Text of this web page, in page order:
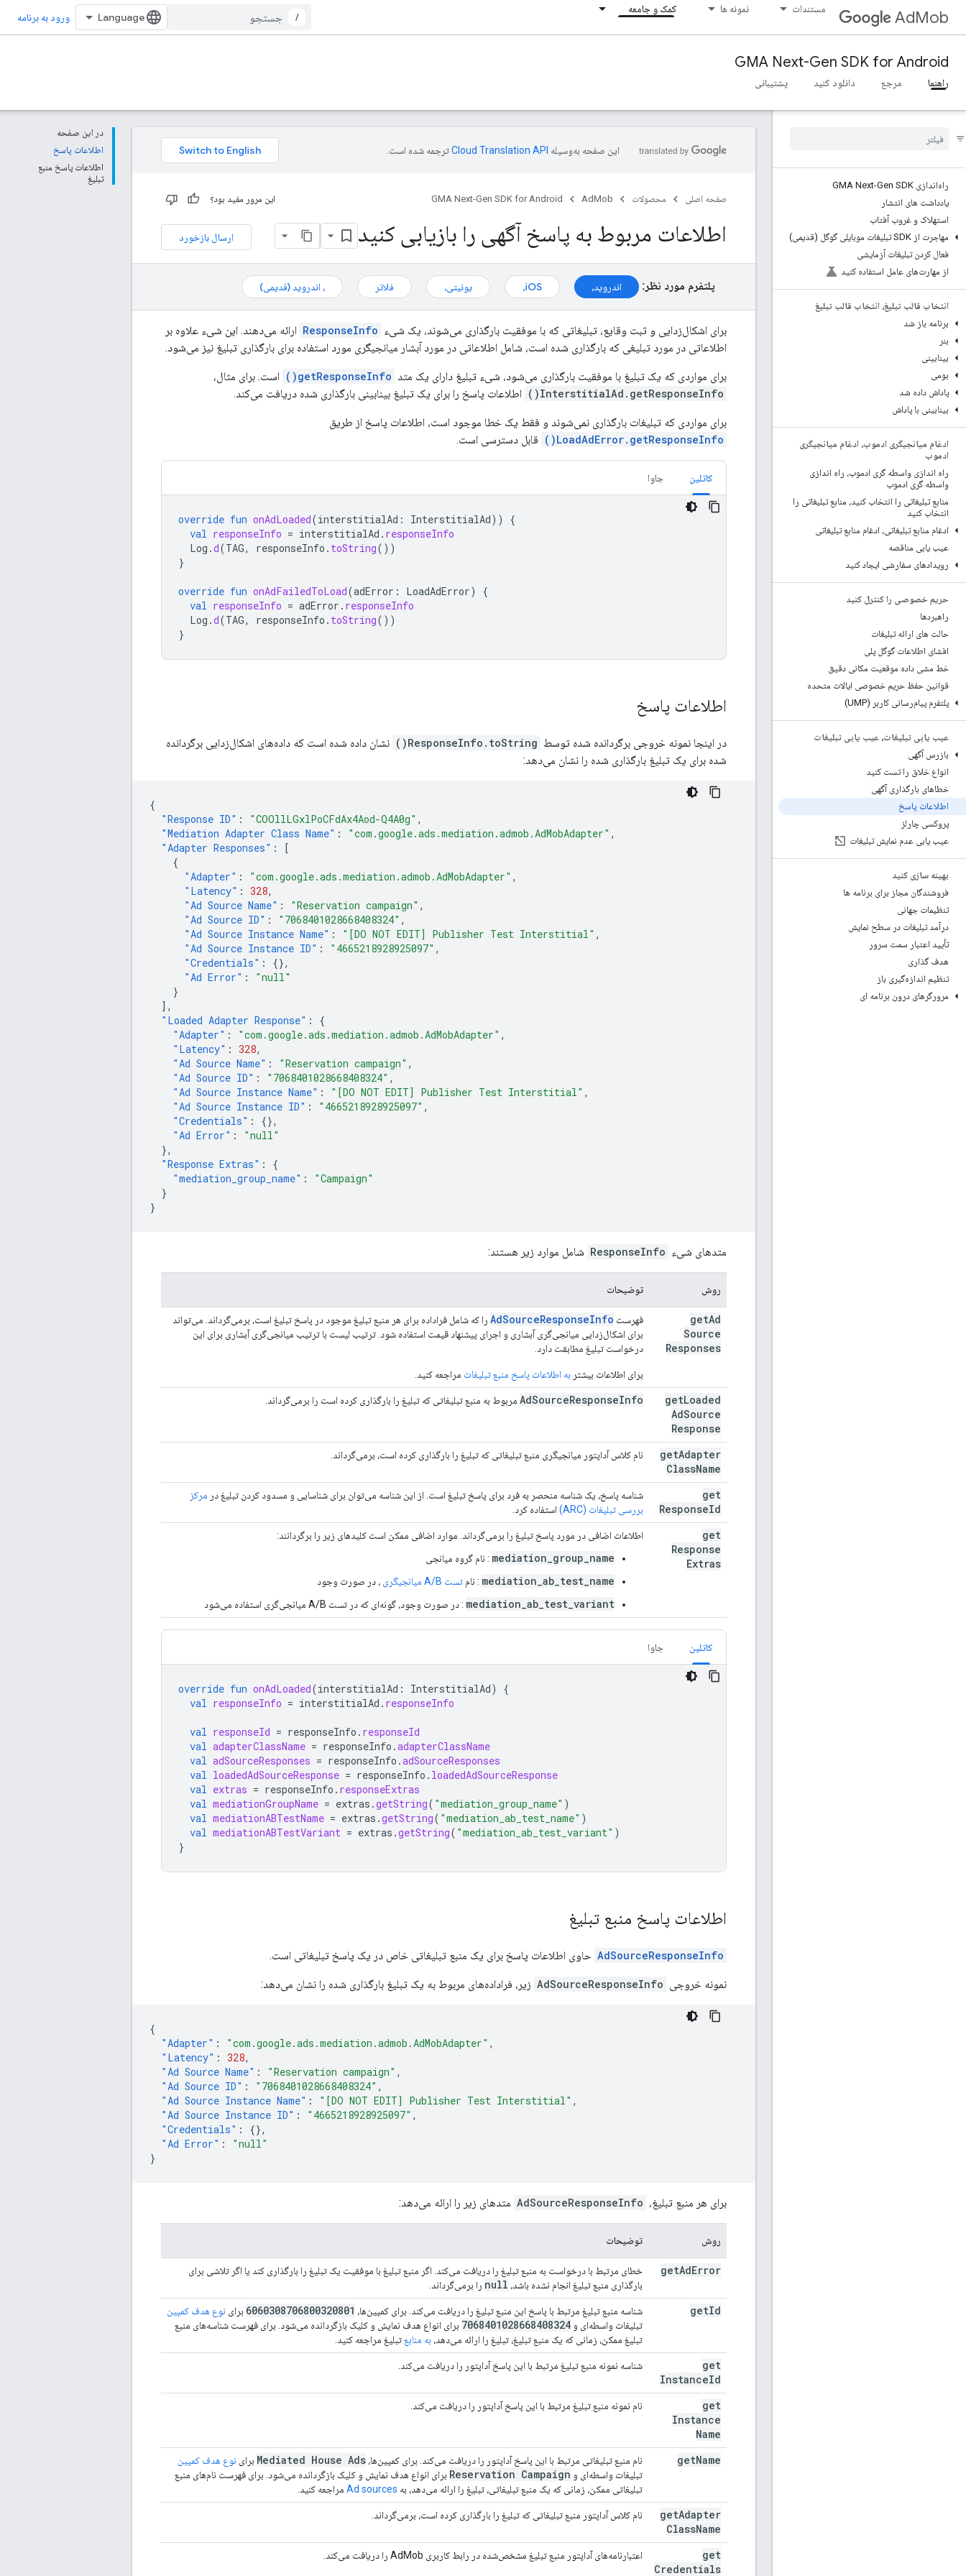
AdMob مستندات نمونه ها کمک و جامعه
/ ورود به برنامه
GMA Next-Gen SDK for Android
راهنما مرجع دانلود کنید پشتیبانی
راه‌اندازی GMA Next-Gen SDK
یادداشت های انتشار
استهلاک و غروب آفتاب
مهاجرت از SDK تبلیغات موبایلی گوگل (قدیمی)
فعال کردن تبلیغات آزمایشی
از مهارت‌های عامل استفاده کنید
انتخاب قالب تبلیغ، انتخاب قالب تبلیغ
برنامه باز شد
بنر
بینابینی
بومی
پاداش داده شد
بینابینی با پاداش
ادغام میانجیگری ادموب، ادغام میانجیگری
ادموب
راه اندازی واسطه گری ادموب، راه اندازی
واسطه گری ادموب
منابع تبلیغاتی را انتخاب کنید، منابع تبلیغاتی را
انتخاب کنید
ادغام منابع تبلیغاتی، ادغام منابع تبلیغاتی
عیب یابی مناقصه
رویدادهای سفارشی ایجاد کنید
حریم خصوصی را کنترل کنید
راهبردها
حالت های ارائه تبلیغات
افشای اطلاعات گوگل پلی
خط مشی داده موقعیت مکانی دقیق
قوانین حفظ حریم خصوصی ایالات متحده
پلتفرم پیام‌رسانی کاربر (UMP)
عیب یابی تبلیغات، عیب یابی تبلیغات
بازرس آگهی
انواع خلاق را تست کنید
خطاهای بارگذاری آگهی
اطلاعات پاسخ
پروکسی چارلز
عیب یابی عدم نمایش تبلیغات
بهینه سازی کنید
فروشندگان مجاز برای برنامه ها
تنظیمات جهانی
درآمد تبلیغات در سطح نمایش
تأیید اعتبار سمت سرور
هدف گذاری
تنظیم اندازه‌گیری باز
مرورگرهای درون برنامه ای
در این صفحه
اطلاعات پاسخ
اطلاعات پاسخ منبع
تبلیغ
این صفحه به‌وسیله ترجمه شده است.
صفحه اصلی محصولات AdMob
GMA Next-Gen SDK for Android این مرور مفید بود؟
ارسال بازخورد اطلاعات مربوط به پاسخ آگهی را بازیابی کنید
پلتفرم مورد نظر: اندروید، iOS، یونیتی، فلاتر ، اندروید (قدیمی)
برای اشکال‌زدایی و ثبت وقایع، تبلیغاتی که با موفقیت بارگذاری می‌شوند، یک شیء ResponseInfo ارائه می‌دهند. این شیء علاوه بر
اطلاعاتی در مورد تبلیغی که بارگذاری شده است، شامل اطلاعاتی در مورد آبشار میانجیگری مورد استفاده برای بارگذاری تبلیغ نیز می‌شود.
برای مواردی که یک تبلیغ با موفقیت بارگذاری می‌شود، شیء تبلیغ دارای یک متد getResponseInfo()
است. برای مثال،
InterstitialAd.getResponseInfo()
اطلاعات پاسخ را برای یک تبلیغ بینابینی بارگذاری شده دریافت می‌کند.
برای مواردی که تبلیغات بارگذاری نمی‌شوند و فقط یک خطا موجود است، اطلاعات پاسخ از طریق
LoadAdError.getResponseInfo()
قابل دسترسی است.
کاتلین جاوا
override fun onAdLoaded(interstitialAd : InterstitialAd))
{
val responseInfo = interstitialAd . responseInfo
Log .d(TAG, responseInfo . toString())
}
override fun onAdFailedToLoad(adError : LoadAdError)
{
val responseInfo = adError . responseInfo
Log .d(TAG, responseInfo . toString())
}
اطلاعات پاسخ
در اینجا نمونه خروجی برگردانده شده توسط ResponseInfo.toString()
نشان داده شده است که داده‌های اشکال‌زدایی برگردانده
شده برای یک تبلیغ بارگذاری شده را نشان می‌دهد:
{
"Response ID" : "COOllLGxlPoCFdAx4Aod-Q4A0g" ,
"Mediation Adapter Class Name" : "com.google.ads.mediation.admob.AdMobAdapter" ,
"Adapter Responses" :
[
{
"Adapter" : "com.google.ads.mediation.admob.AdMobAdapter" ,
"Latency" : 328,
"Ad Source Name" : "Reservation campaign" ,
"Ad Source ID" : "7068401028668408324" ,
"Ad Source Instance Name" : "[DO NOT EDIT] Publisher Test Interstitial" ,
"Ad Source Instance ID" : "4665218928925097" ,
"Credentials" :
{},
"Ad Error" :
"null"
}
],
"Loaded Adapter Response" :
{
"Adapter" : "com.google.ads.mediation.admob.AdMobAdapter" ,
"Latency" : 328,
"Ad Source Name" : "Reservation campaign" ,
"Ad Source ID" : "7068401028668408324" ,
"Ad Source Instance Name" : "[DO NOT EDIT] Publisher Test Interstitial" ,
"Ad Source Instance ID" : "4665218928925097" ,
"Credentials" :
{},
"Ad Error" :
"null"
},
"Response Extras" :
{
"mediation_group_name" :
"Campaign"
}
}
متدهای شیء ResponseInfo شامل موارد زیر هستند:
روش توضیحات
getAd
Source
Responses
فهرست AdSourceResponseInfo
را که شامل فراداده برای هر منبع تبلیغ موجود در پاسخ تبلیغ است، برمی‌گرداند. می‌تواند
برای اشکال‌زدایی میانجی‌گری آبشاری و اجرای پیشنهاد قیمت استفاده شود. ترتیب لیست با ترتیب میانجی‌گری آبشاری برای این
درخواست تبلیغ مطابقت دارد.
برای اطلاعات بیشتر به اطلاعات پاسخ منبع تبلیغات مراجعه کنید.
getLoaded
AdSource
Response
AdSourceResponseInfo مربوط به منبع تبلیغاتی که تبلیغ را بارگذاری کرده است را برمی‌گرداند.
getAdapter
ClassName
نام کلاس آداپتور میانجیگری منبع تبلیغاتی که تبلیغ را بارگذاری کرده است، برمی‌گرداند.
get
ResponseId
شناسه پاسخ، یک شناسه منحصر به فرد برای پاسخ تبلیغ است. از این شناسه می‌توان برای شناسایی و مسدود کردن تبلیغ در مرکز
بررسی تبلیغات (ARC)
استفاده کرد.
get
Response
Extras
اطلاعات اضافی در مورد پاسخ تبلیغ را برمی‌گرداند. موارد اضافی ممکن است کلیدهای زیر را برگردانند:
mediation_group_name : نام گروه میانجی
mediation_ab_test_name : نام تست A/B میانجیگری ، در صورت وجود
mediation_ab_test_variant : در صورت وجود، گونه‌ای که در تست A/B میانجی‌گری استفاده می‌شود
کاتلین جاوا
override fun onAdLoaded(interstitialAd : InterstitialAd)
{
val responseInfo = interstitialAd . responseInfo
val responseId = responseInfo . responseId
val adapterClassName = responseInfo .adapterClassName
val adSourceResponses = responseInfo .adSourceResponses
val loadedAdSourceResponse = responseInfo . loadedAdSourceResponse
val extras = responseInfo . responseExtras
val mediationGroupName = extras .getString( "mediation_group_name" )
val mediationABTestName = extras .getString( "mediation_ab_test_name" )
val mediationABTestVariant = extras .getString( "mediation_ab_test_variant" )
}
اطلاعات پاسخ منبع تبلیغ
AdSourceResponseInfo حاوی اطلاعات پاسخ برای یک منبع تبلیغاتی خاص در یک پاسخ تبلیغاتی است.
نمونه خروجی AdSourceResponseInfo زیر، فراداده‌های مربوط به یک تبلیغ بارگذاری شده را نشان می‌دهد:
{
"Adapter" : "com.google.ads.mediation.admob.AdMobAdapter" ,
"Latency" : 328,
"Ad Source Name" : "Reservation campaign" ,
"Ad Source ID" : "7068401028668408324" ,
"Ad Source Instance Name" : "[DO NOT EDIT] Publisher Test Interstitial" ,
"Ad Source Instance ID" : "4665218928925097" ,
"Credentials" :
{},
"Ad Error" :
"null"
}
برای هر منبع تبلیغ، AdSourceResponseInfo متدهای زیر را ارائه می‌دهد:
روش توضیحات
getAdError
خطای مرتبط با درخواست به منبع تبلیغ را دریافت می‌کند. اگر منبع تبلیغ با موفقیت یک تبلیغ را بارگذاری کند یا اگر تلاشی برای
بارگذاری منبع تبلیغ انجام نشده باشد، null را برمی‌گرداند.
getId شناسه منبع تبلیغ مرتبط با پاسخ این منبع تبلیغ را دریافت می‌کند. برای کمپین‌ها، 6060308706800320801 برای نوع هدف کمپین
تبلیغات واسطه‌ای و 7068401028668408324 برای انواع هدف نمایش و کلیک بازگردانده می‌شود. برای فهرست شناسه‌های منبع
تبلیغ ممکن، زمانی که یک منبع تبلیغ، تبلیغ را ارائه می‌دهد، به منابعتبلیغ مراجعه کنید.
get
InstanceId
شناسه نمونه منبع تبلیغ مرتبط با این پاسخ آداپتور را دریافت می‌کند.
get
Instance
Name
نام نمونه منبع تبلیغ مرتبط با این پاسخ آداپتور را دریافت می‌کند.
getName نام منبع تبلیغاتی مرتبط با این پاسخ آداپتور را دریافت می‌کند. برای کمپین‌ها، Mediated House Ads برای نوع هدف کمپین
تبلیغات واسطه‌ای و Reservation Campaign برای انواع هدف نمایش و کلیک بازگردانده می‌شود. برای فهرست نام‌های منبع
تبلیغاتی ممکن، زمانی که یک منبع تبلیغاتی، تبلیغ را ارائه می‌دهد، به Ad sources مراجعه کنید.
getAdapter
ClassName
نام کلاس آداپتور منبع تبلیغاتی که تبلیغ را بارگذاری کرده است، برمی‌گرداند.
get
Credentials
اعتبارنامه‌های آداپتور منبع تبلیغ مشخص‌شده در رابط کاربری AdMob را دریافت می‌کند.